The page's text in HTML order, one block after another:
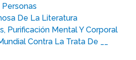
De La Literatura
Purificación Mental Y Corporal
Contra La Trata De __